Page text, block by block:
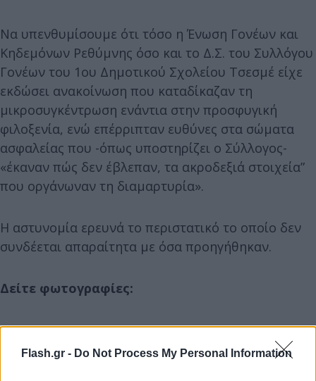
Flash.gr - Do Not Process My Personal Information
Να υπενθυμίσουμε ότι τόσο η Ένωση Γονέων και
Κηδεμόνων Ρεθύμνης όσο και το Δ.Σ. του Συλλόγου
Γονέων του 1ου Δημοτικού Σχολείου Τσεσμέ είχε
εκδώσει ανακοίνωση που καταδίκαζαν τη
μικροσυγκέντρωση ενάντια στην προσφυγική
φιλοξενία, ενώ επέρριπταν ευθύνες στα σώματα
ασφαλείας που -όπως υποστηρίζει ο Σύλλογος-
«έκαναν πώς δεν έβλεπαν, τα ακροδεξιά στοιχεία”
που οργάνωναν τη διαμαρτυρία».
Η αστυνομία ερευνά το περιστατικό το οποίο δεν
συνδέεται απαραίτητα με όσα προηγήθηκαν.
Δείτε φωτογραφίες: